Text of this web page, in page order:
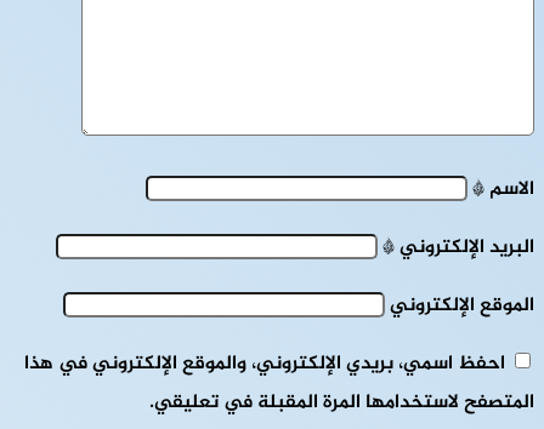
الاسم*
البريد الإلكتروني*
الموقع الإلكتروني
احفظ اسمي، بريدي الإلكتروني، والموقع الإلكتروني في هذا
المتصفح لاستخدامها المرة المقبلة في تعليقي.